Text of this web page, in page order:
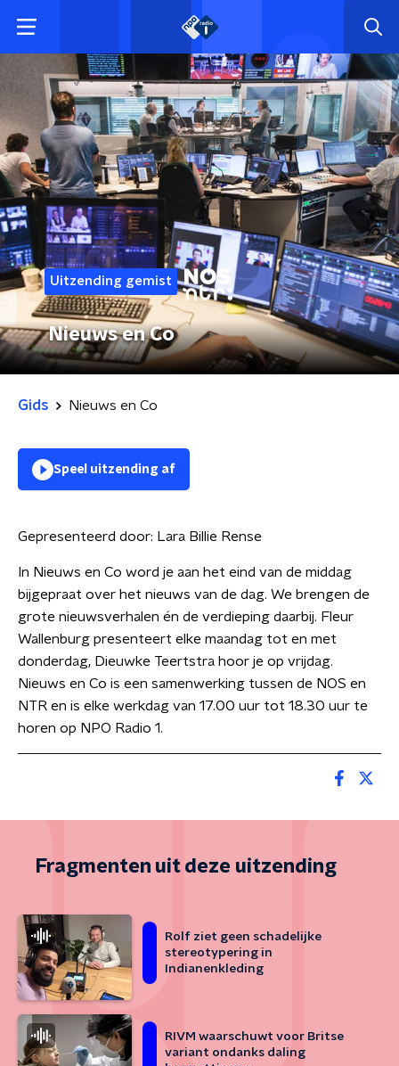
Uitzending gemist
Nieuws en Co
Gids Nieuws en Co
Speel uitzending af
Gepresenteerd door: Lara Billie Rense
In Nieuws en Co word je aan het eind van de middag
bijgepraat over het nieuws van de dag. We brengen de
grote nieuwsverhalen én de verdieping daarbij. Fleur
Wallenburg presenteert elke maandag tot en met
donderdag, Dieuwke Teertstra hoor je op vrijdag.
Nieuws en Co is een samenwerking tussen de NOS en
NTR en is elke werkdag van 17.00 uur tot 18.30 uur te
horen op NPO Radio 1.
Fragmenten uit deze uitzending
Rolf ziet geen schadelijke
stereotypering in
Indianenkleding
RIVM waarschuwt voor Britse
variant ondanks daling